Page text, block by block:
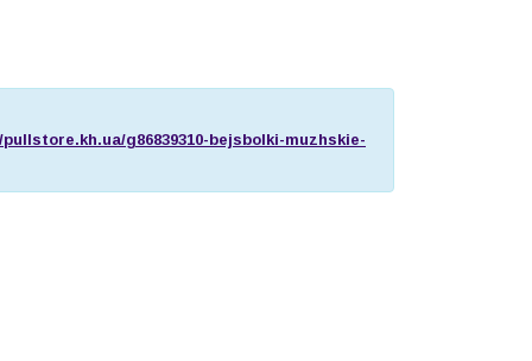
g86839310-bejsbolki-muzhskie-